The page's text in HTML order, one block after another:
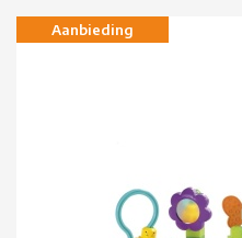
Aanbieding